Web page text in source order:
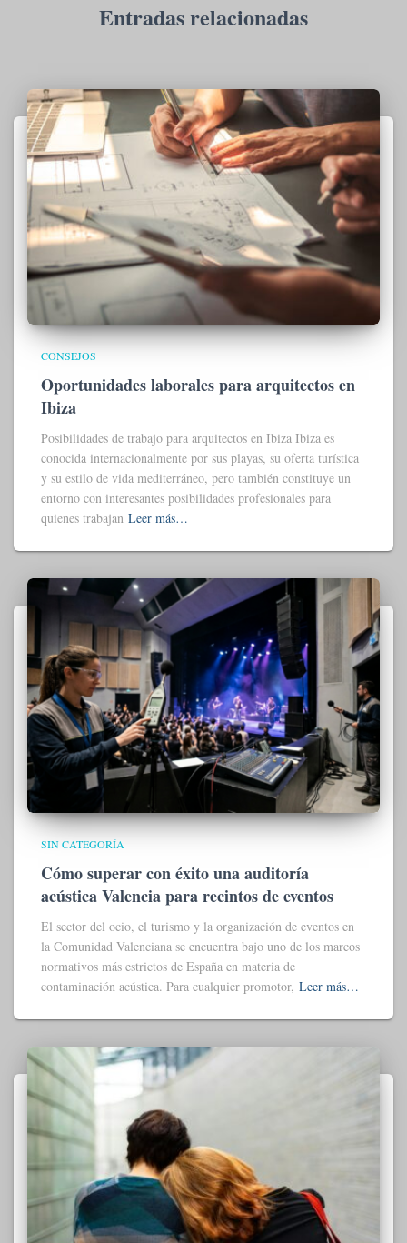
Entradas relacionadas
CONSEJOS
Oportunidades laborales para arquitectos en
Ibiza
Posibilidades de trabajo para arquitectos en Ibiza Ibiza es
conocida internacionalmente por sus playas, su oferta turística
y su estilo de vida mediterráneo, pero también constituye un
entorno con interesantes posibilidades profesionales para
quienes trabajan Leer más…
SIN CATEGORÍA
Cómo superar con éxito una auditoría
acústica Valencia para recintos de eventos
El sector del ocio, el turismo y la organización de eventos en
la Comunidad Valenciana se encuentra bajo uno de los marcos
normativos más estrictos de España en materia de
contaminación acústica. Para cualquier promotor, Leer más…